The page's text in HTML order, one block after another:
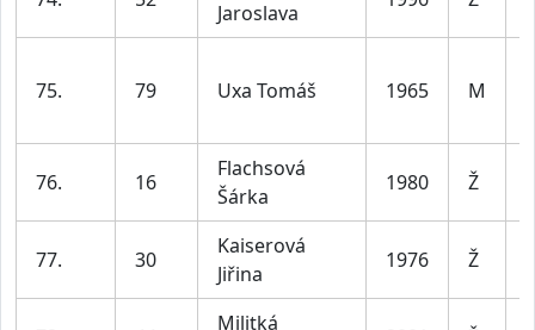
Jaroslava
75. 79 Uxa Tomáš 1965 M
76. 16
Flachsová
Šárka
1980 Ž
77. 30
Kaiserová
Jiřina
1976 Ž
Militká